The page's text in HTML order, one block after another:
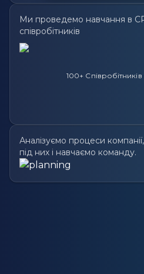
Ми проведемо навчання в
співробітників
100+
Аналізуємо процеси
під них і навчаємо команду.